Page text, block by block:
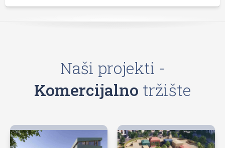
Naši projekti -
Komercijalno tržište